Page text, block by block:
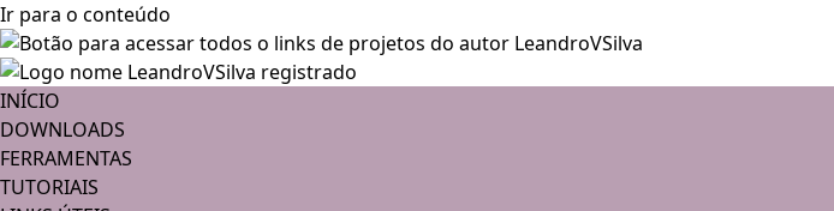
Ir para o conteúdo
INÍCIO
DOWNLOADS
FERRAMENTAS
TUTORIAIS